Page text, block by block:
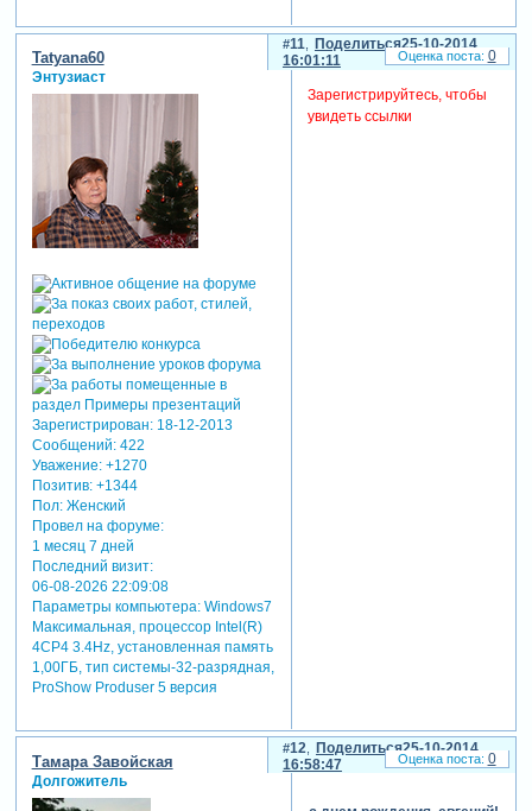
Поделиться
11
25-10-2014
16:01:11
Tatyana60
Энтузиаст
Зарегистрирован: 18-12-2013
Сообщений:422
Уважение: +1270
Позитив: +1344
Пол:Женский
Провел на форуме:
1 месяц 7 дней
Последний визит:
06-08-2026 22:09:08
Параметры компьютера:Windows7
Максимальная, процессор Intel(R)
4CP4 3.4Hz, установленная память
1,00ГБ, тип системы-32-разрядная,
ProShow Produser 5 версия
Зарегистрируйтесь, чтобы
увидеть ссылки
0
Поделиться
12
25-10-2014
16:58:47
Тамара Завойская
Долгожитель
0